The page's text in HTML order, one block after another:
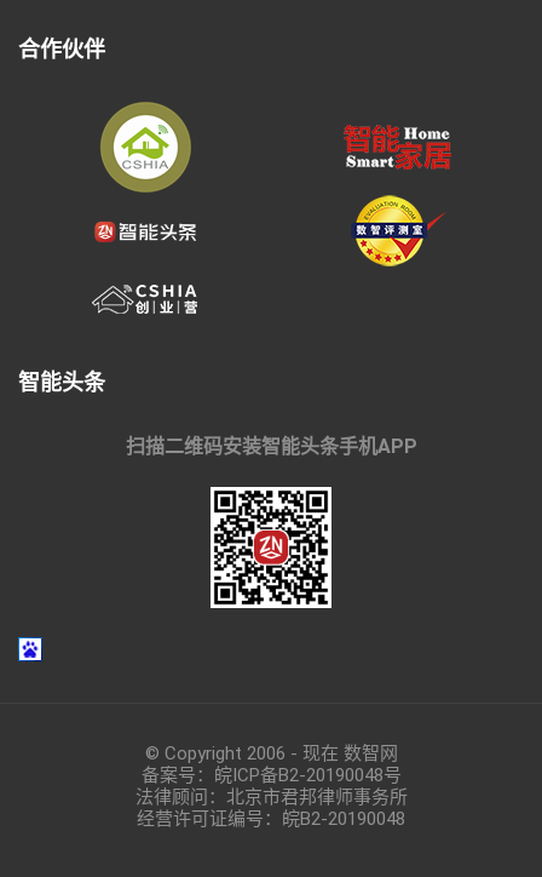
合作伙伴
智能头条
扫描二维码安装智能头条手机APP
© Copyright 2006 - 现在 数智网
备案号： 皖ICP备B2-20190048号
法律顾问：北京市君邦律师事务所
经营许可证编号：皖B2-20190048